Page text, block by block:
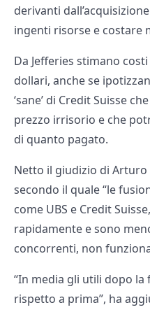
derivanti
ingenti risorse e costare
Da Jefferies stimano
dollari, anche se
‘sane’ di Credit Suisse
prezzo irrisorio e che
di quanto pagato.
Netto il giudizio di
secondo il quale “le
come UBS e Credit
rapidamente e sono
concorrenti, non
“In media gli utili dopo
rispetto a prima”, ha